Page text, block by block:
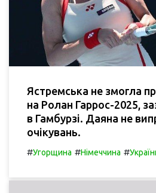
Ястремська не змогла
на Ролан Гаррос-2025,
в Гамбурзі. Даяна не
очікувань.
#Угорщина #Німеччина #